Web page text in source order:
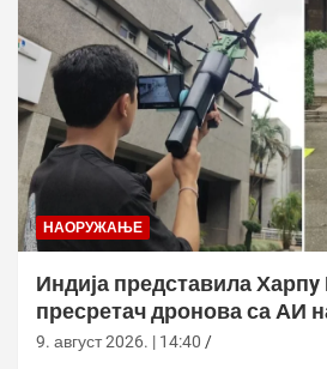
НАОРУЖАЊЕ
Индија представила
пресретач дронова са АИ
9. август 2026. | 14:40